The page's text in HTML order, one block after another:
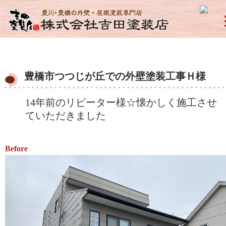
豊橋市つつじが丘での外壁塗装工事Ｈ様
14年前のリピーター様☆懐かしく施工させ
ていただきました
Before